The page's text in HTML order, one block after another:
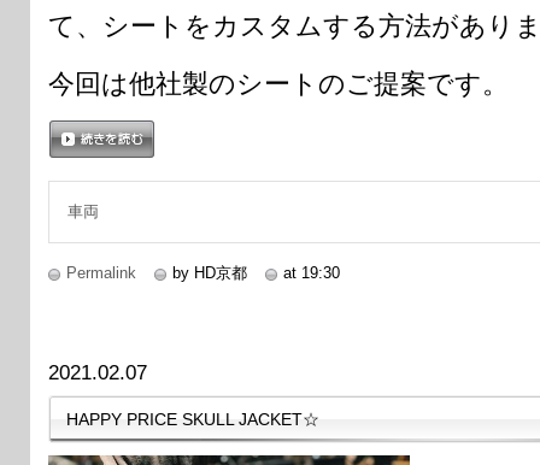
て、シートをカスタムする方法があり
今回は他社製のシートのご提案です。
車両
Permalink by HD京都 at 19:30
2021.02.07
HAPPY PRICE SKULL JACKET☆